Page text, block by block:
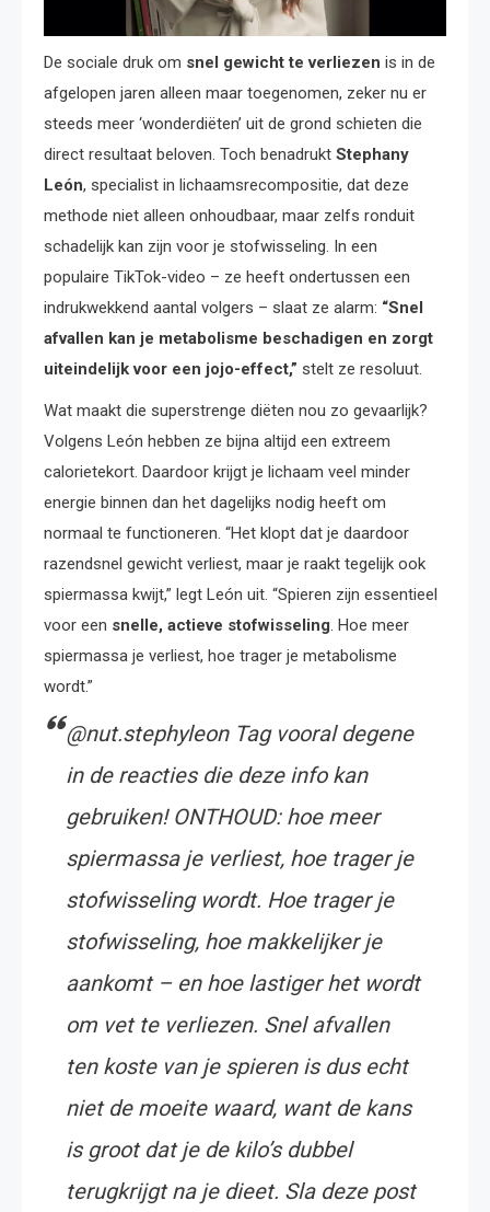
De sociale druk om snel gewicht te verliezen is in de
afgelopen jaren alleen maar toegenomen, zeker nu er
steeds meer ‘wonderdiëten’ uit de grond schieten die
direct resultaat beloven. Toch benadrukt Stephany
León, specialist in lichaamsrecompositie, dat deze
methode niet alleen onhoudbaar, maar zelfs ronduit
schadelijk kan zijn voor je stofwisseling. In een
populaire TikTok-video – ze heeft ondertussen een
indrukwekkend aantal volgers – slaat ze alarm: “Snel
afvallen kan je metabolisme beschadigen en zorgt
uiteindelijk voor een jojo-effect,” stelt ze resoluut.
Wat maakt die superstrenge diëten nou zo gevaarlijk?
Volgens León hebben ze bijna altijd een extreem
calorietekort. Daardoor krijgt je lichaam veel minder
energie binnen dan het dagelijks nodig heeft om
normaal te functioneren. “Het klopt dat je daardoor
razendsnel gewicht verliest, maar je raakt tegelijk ook
spiermassa kwijt,” legt León uit. “Spieren zijn essentieel
voor een snelle, actieve stofwisseling. Hoe meer
spiermassa je verliest, hoe trager je metabolisme
wordt.”
@nut.stephyleon Tag vooral degene
in de reacties die deze info kan
gebruiken! ONTHOUD: hoe meer
spiermassa je verliest, hoe trager je
stofwisseling wordt. Hoe trager je
stofwisseling, hoe makkelijker je
aankomt – en hoe lastiger het wordt
om vet te verliezen. Snel afvallen
ten koste van je spieren is dus echt
niet de moeite waard, want de kans
is groot dat je de kilo’s dubbel
terugkrijgt na je dieet. Sla deze post